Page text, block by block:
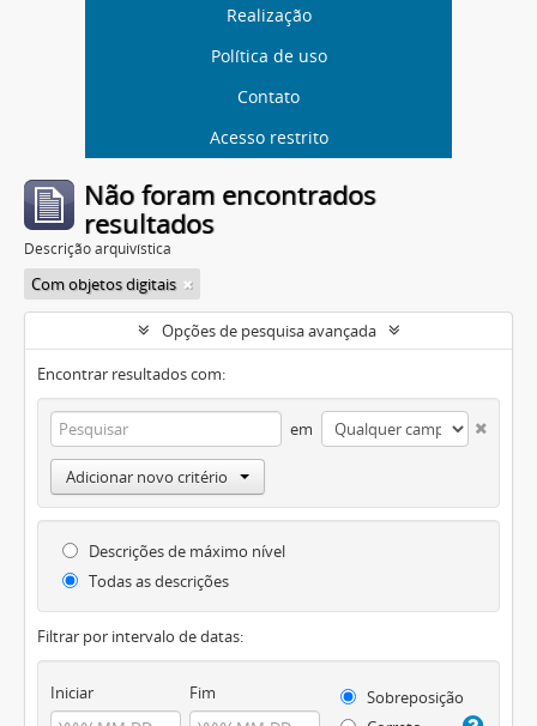
Realização
Política de uso
Contato
Acesso restrito
Não foram encontrados
resultados
Descrição arquivística
Com objetos digitais
Opções de pesquisa avançada
Encontrar resultados com:
em
Adicionar novo critério
Descrições de máximo nível
Todas as descrições
Filtrar por intervalo de datas:
Iniciar Fim
Sobreposição